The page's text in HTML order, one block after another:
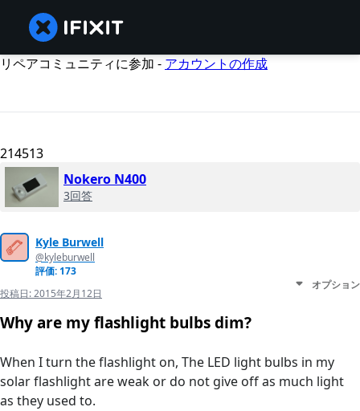
リペアコミュニティに参加 - アカウントの作成
214513
Nokero N400
3回答
Kyle Burwell
@kyleburwell
評価: 173
投稿日:2015年2月12日
オプション
Why are my flashlight bulbs dim?
When I turn the flashlight on, The LED light bulbs in my
solar flashlight are weak or do not give off as much light
as they used to.